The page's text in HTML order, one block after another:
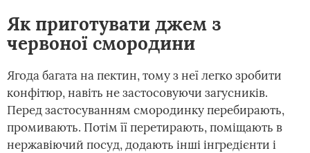
Як приготувати джем з
червоної смородини
Ягода багата на пектин, тому з неї легко зробити
конфітюр, навіть не застосовуючи загусників.
Перед застосуванням смородинку перебирають,
промивають. Потім її перетирають, поміщають в
нержавіючий посуд, додають інші інгредієнти і